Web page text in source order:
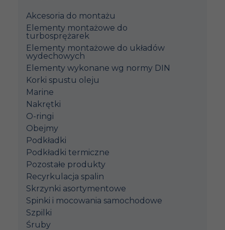
Akcesoria do montażu
Elementy montażowe do
turbosprężarek
Elementy montażowe do układów
wydechowych
Elementy wykonane wg normy DIN
Korki spustu oleju
Marine
Nakrętki
O-ringi
Obejmy
Podkładki
Podkładki termiczne
Pozostałe produkty
Recyrkulacja spalin
Skrzynki asortymentowe
Spinki i mocowania samochodowe
Szpilki
Śruby